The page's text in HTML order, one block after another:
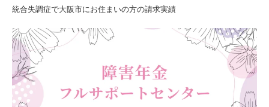
統合失調症で大阪市にお住まいの方の請求実績